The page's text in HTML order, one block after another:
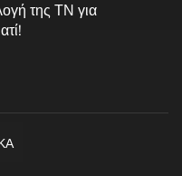
της ΤΝ για